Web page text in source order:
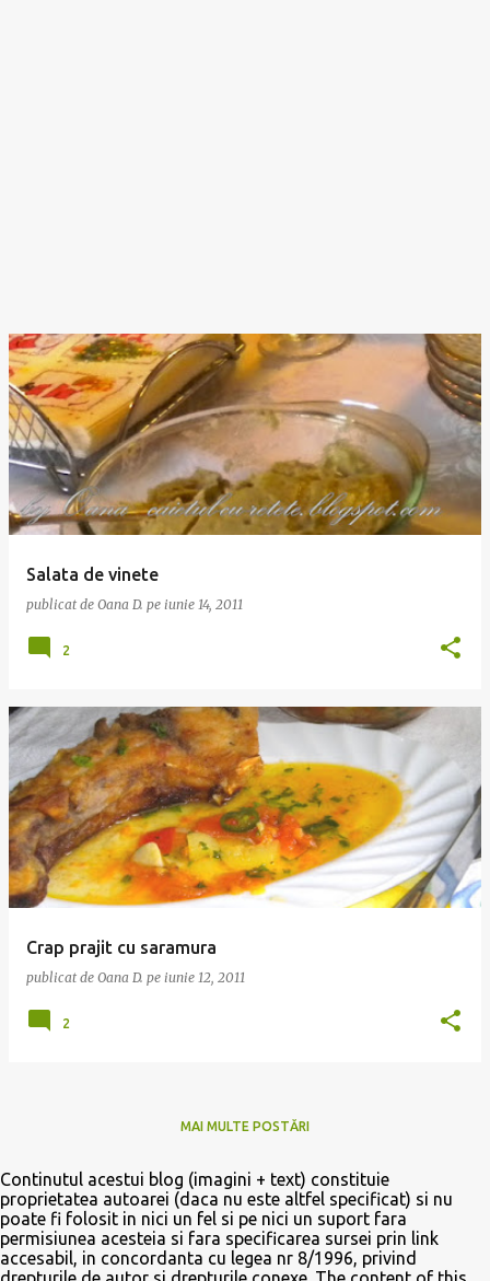
Salata de vinete
publicat de Oana D. pe iunie 14, 2011
2
Crap prajit cu saramura
publicat de Oana D. pe iunie 12, 2011
2
MAI MULTE POSTĂRI
Continutul acestui blog (imagini + text) constituie
proprietatea autoarei (daca nu este altfel specificat) si nu
poate fi folosit in nici un fel si pe nici un suport fara
permisiunea acesteia si fara specificarea sursei prin link
accesabil, in concordanta cu legea nr 8/1996, privind